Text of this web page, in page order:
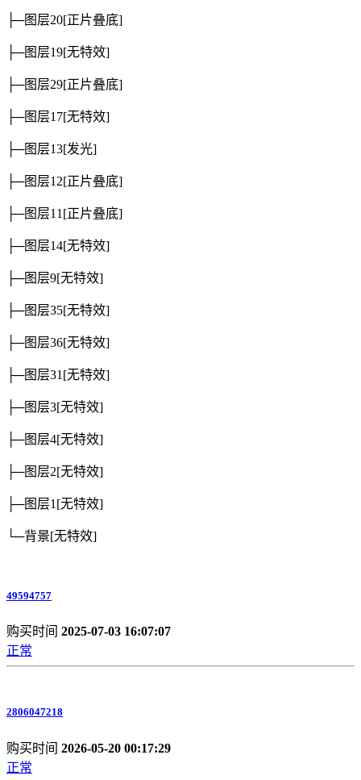
├─图层20[正片叠底]
├─图层19[无特效]
├─图层29[正片叠底]
├─图层17[无特效]
├─图层13[发光]
├─图层12[正片叠底]
├─图层11 [正片叠底]
├─图层14[无特效]
├─图层9[无特效]
├─图层35[无特效]
├─图层36[无特效]
├─图层31 [无特效]
├─图层3[无特效]
├─图层4[无特效]
├─图层2[无特效]
├─图层1 [无特效]
└─背景[无特效]
49594757
购买时间 2025-07-03 16:07:07
正常
2806047218
购买时间 2026-05-20 00:17:29
正常